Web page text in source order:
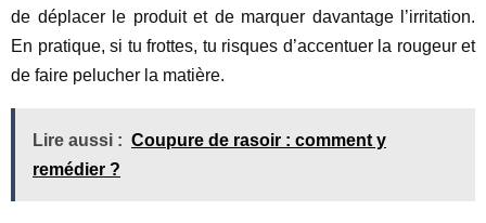
de déplacer le produit et de marquer davantage l’irritation.
En pratique, si tu frottes, tu risques d’accentuer la rougeur et
de faire pelucher la matière.
Lire aussi : Coupure de rasoir : comment y
remédier ?